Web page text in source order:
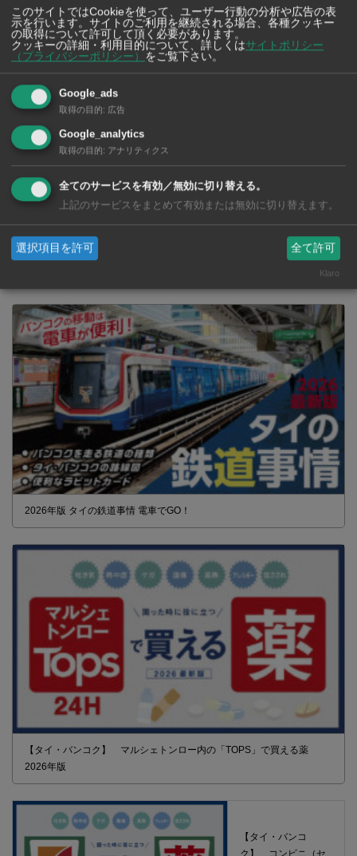
タイの薬いろいろ【タイ・バンコク】 薬局・ドラッグストアで買える
2026年版 タイの鉄道事情 電車でGO！
【タイ・バンコク】 マルシェトンロー内の「TOPS」で買える薬
2026年版
【タイ・バンコ
ク】 コンビニ（セ
このサイトではCookieを使って、ユーザー行動の分析や広告の表
示を行います。サイトのご利用を継続される場合、各種クッキー
の取得について許可して頂く必要があります。
クッキーの詳細・利用目的について、詳しくはサイトポリシー
（プライバシーポリシー）
をご覧下さい。
Google_ads
取得の目的: 広告
Google_analytics
取得の目的: アナリティクス
全てのサービスを有効／無効に切り替える。
上記のサービスをまとめて有効または無効に切り替えます。
選択項目を許可 全て許可
Klaro